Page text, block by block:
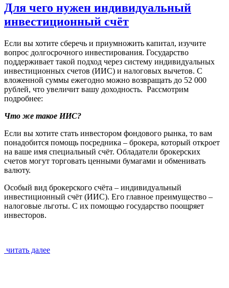
Для чего нужен индивидуальный
инвестиционный счёт
Если вы хотите сберечь и приумножить капитал, изучите
вопрос долгосрочного инвестирования. Государство
поддерживает такой подход через систему индивидуальных
инвестиционных счетов (ИИС) и налоговых вычетов. С
вложенной суммы ежегодно можно возвращать до 52 000
рублей, что увеличит вашу доходность. Рассмотрим
подробнее:
Что же такое ИИС?
Если вы хотите стать инвестором фондового рынка, то вам
понадобится помощь посредника – брокера, который откроет
на ваше имя специальный счёт. Обладатели брокерских
счетов могут торговать ценными бумагами и обменивать
валюту.
Особый вид брокерского счёта – индивидуальный
инвестиционный счёт (ИИС). Его главное преимущество –
налоговые льготы. С их помощью государство поощряет
инвесторов.
читать далее